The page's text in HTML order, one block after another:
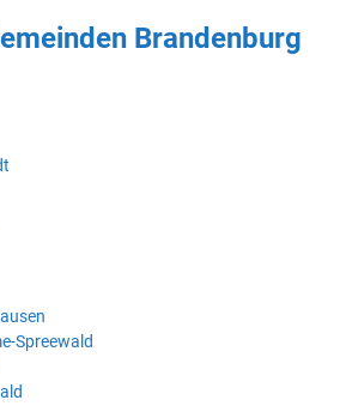
Brandenburg
Spreewald